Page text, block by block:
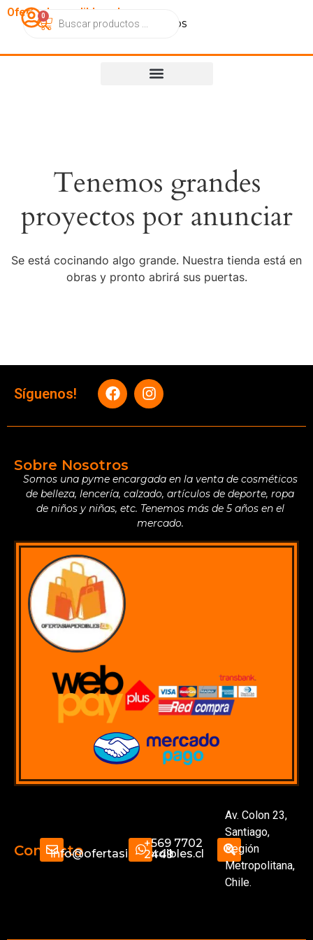
OfertasImperdibles.cl
CatálogoContactoNosotros
0
Tenemos grandes
proyectos por anunciar
Se está cocinando algo grande. Nuestra tienda está en
obras y pronto abrirá sus puertas.
Síguenos!
Sobre Nosotros
Somos una pyme encargada en la venta de cosméticos
de belleza, lencería, calzado, artículos de deporte, ropa
de niños y niñas, etc. Tenemos más de 5 años en el
mercado.
Contactoinfo@ofertasimperdibles.cl
+569 7702
2449
Av. Colon 23,
Santiago,
Región
Metropolitana,
Chile.